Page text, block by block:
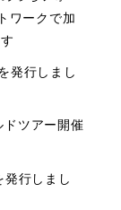
ワークで加
発行しまし
ツアー開催
行しまし